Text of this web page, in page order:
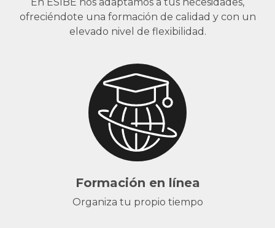
ofreciéndote una formación de calidad y con un
elevado nivel de flexibilidad.
Formación en línea
Organiza tu propio tiempo